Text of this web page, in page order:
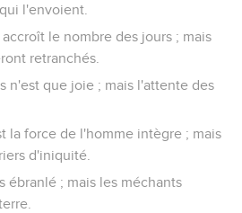
l'envoient.
le nombre des jours ; mais
retranchés.
n'est que joie ; mais l'attente des
la force de l'homme intègre ; mais
d'iniquité.
ébranlé ; mais les méchants